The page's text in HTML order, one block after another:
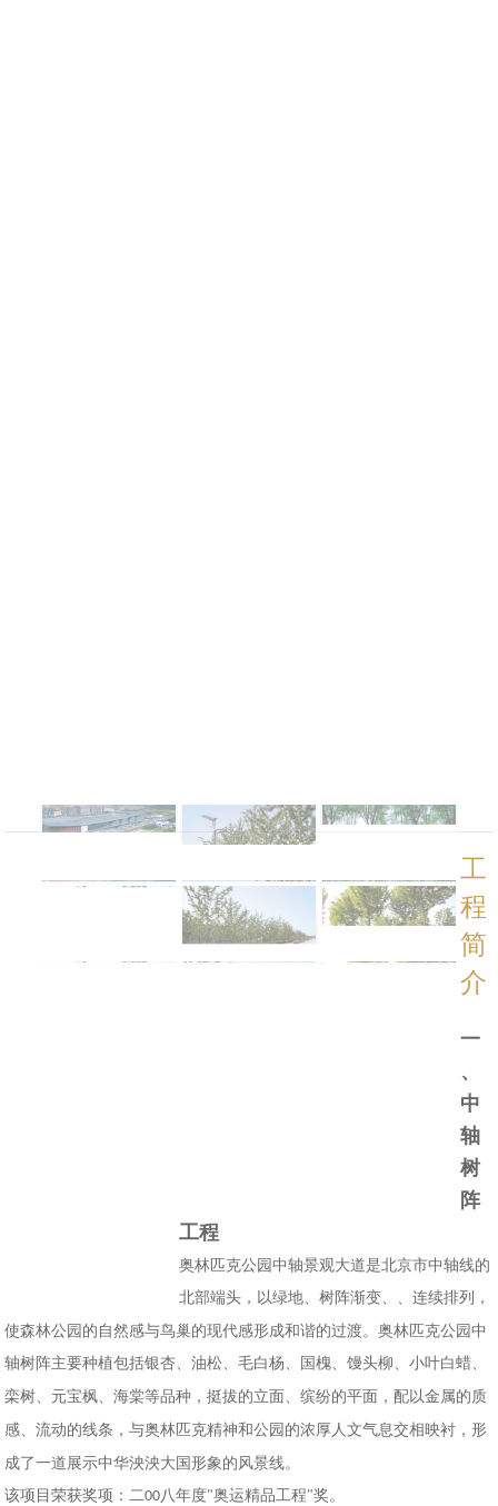
工
程
简
介
一
、
中
轴
树
阵
工程
奥林匹克公园中轴景观大道是北京市中轴线的
北部端头， 以绿地、树阵渐变、、 连续排列 ，
使森林公园的自然感与鸟巢的现代感形成和谐的过渡。奥林匹克公园中
轴树阵主要种植包括银杏、油松、毛白杨、国槐、馒头柳、小叶白蜡、
栾树、元宝枫、海棠等品种 ，挺拔的立面、缤纷的平面，配以金属的质
感、流动的线条 ，与奥林匹克精神和公园的浓厚人文气息交相映衬 ，形
成了一道展示中华泱泱大国形象的风景线。
该项目荣获奖项：二00八年度"奥运精品工程"奖。